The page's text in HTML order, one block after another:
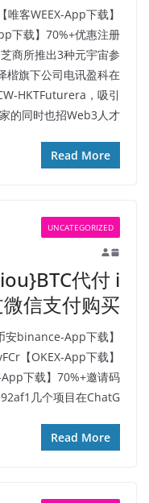
下载】70%+优惠注册
商所推出3种元宇宙参
楷旗下公司电讯盈科在
HKTFuturera，吸引
的同时也招Web3人才。，
Read More
UNCATEGORIZED
代付 i
信支付购买
【OKEX-App下载】
下载】70%+邀请码
几个项目在ChatG
Read More